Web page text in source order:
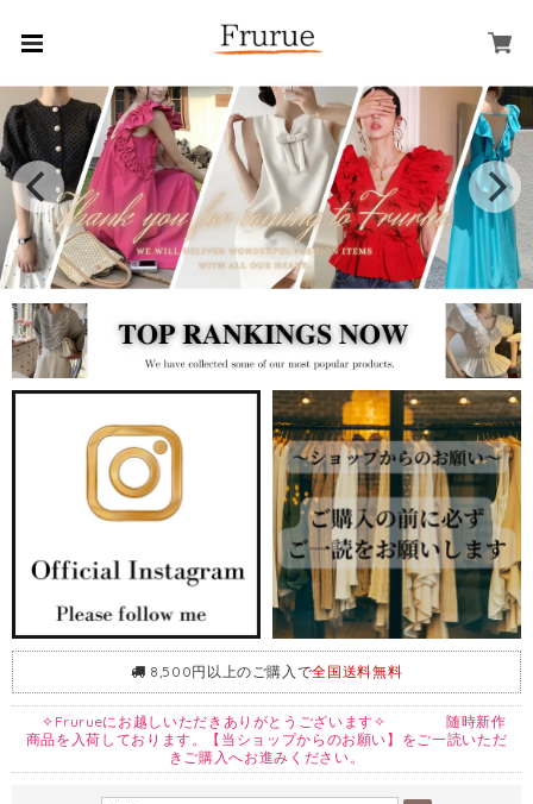
8,500円以上のご購入で全国送料無料
✧Frurueにお越しいただきありがとうございます✧ 随時新作
商品を入荷しております。【当ショップからのお願い】をご一読いただ
きご購入へお進みください。